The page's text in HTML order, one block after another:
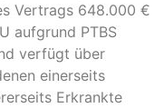
Vertrags 648.000 €
aufgrund PTBS
verfügt über
einerseits
Erkrankte